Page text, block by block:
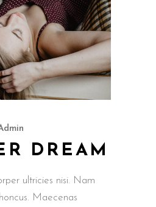
DREAM
ultricies nisi. Nam
Maecenas